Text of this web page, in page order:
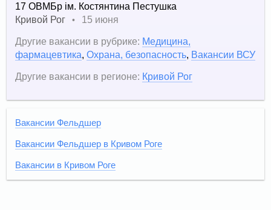
17 ОВМБр ім. Костянтина Пестушка
Кривой Рог
•
15 июня
Другие вакансии в рубрике: Медицина,
фармацевтика,Охрана, безопасность, Вакансии ВСУ
Другие вакансии в регионе: Кривой Рог
Вакансии Фельдшер
Вакансии Фельдшер в Кривом Роге
Вакансии в Кривом Роге